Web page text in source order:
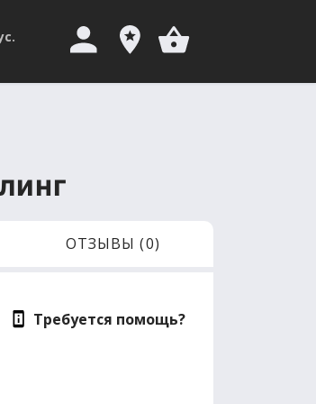
ОТЗЫВЫ (0)
Требуется помощь?